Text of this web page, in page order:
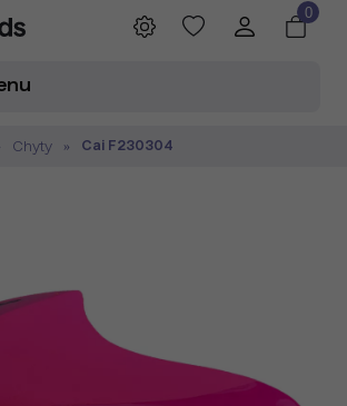
0
Chyty Cai F230304